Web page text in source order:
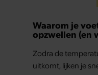
Waarom je
opzwellen (en
Zodra de
uitkomt, lijken je